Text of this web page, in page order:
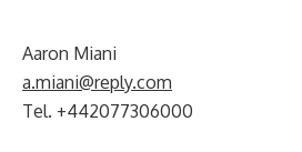
Aaron Miani
a.miani@reply.com
Tel. +442077306000